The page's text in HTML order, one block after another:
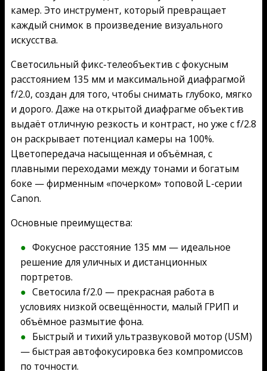
камер. Это инструмент, который превращает
каждый снимок в произведение визуального
искусства.
Светосильный фикс-телеобъектив с фокусным
расстоянием 135 мм и максимальной диафрагмой
f/2.0, создан для того, чтобы снимать глубоко, мягко
и дорого. Даже на открытой диафрагме объектив
выдаёт отличную резкость и контраст, но уже с f/2.8
он раскрывает потенциал камеры на 100%.
Цветопередача насыщенная и объёмная, с
плавными переходами между тонами и богатым
боке — фирменным «почерком» топовой L-серии
Canon.
Основные преимущества:
Фокусное расстояние 135 мм — идеальное
решение для уличных и дистанционных
портретов.
Светосила f/2.0 — прекрасная работа в
условиях низкой освещённости, малый ГРИП и
объёмное размытие фона.
Быстрый и тихий ультразвуковой мотор (USM)
— быстрая автофокусировка без компромиссов
по точности.